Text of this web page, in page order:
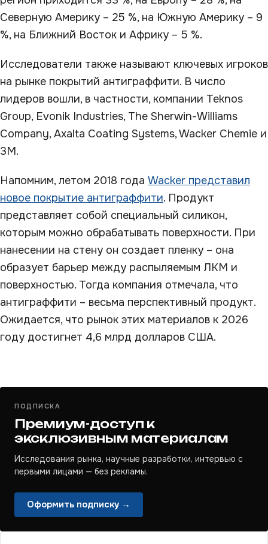
Северную Америку – 25 %, на Южную Америку – 9
%, на Ближний Восток и Африку – 5 %.
Исследователи также называют ключевых игроков
на рынке покрытий антиграффити. В число
лидеров вошли, в частности, компании Teknos
Group, Evonik Industries, The Sherwin-Williams
Company, Axalta Coating Systems, Wacker Chemie и
3М.
Напомним, летом 2018 года Wacker представил
новое покрытие антиграффити. Продукт
представляет собой специальный силикон,
которым можно обрабатывать поверхности. При
нанесении на стену он создает пленку – она
образует барьер между распыляемым ЛКМ и
поверхностью. Тогда компания отмечала, что
антиграффити – весьма перспективный продукт.
Ожидается, что рынок этих материалов к 2026
году достигнет 4,6 млрд долларов США.
ПОДПИСКА
Премиум-доступ к
эксклюзивным материалам
Исследования рынка, научные разработки, интервью с
первыми лицами — без рекламы.
Оформить подписку →